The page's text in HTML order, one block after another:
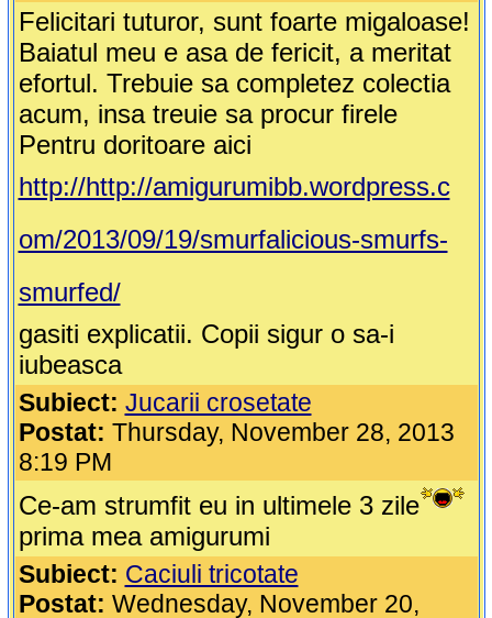
Felicitari tuturor, sunt foarte migaloase!
Baiatul meu e asa de fericit, a meritat
efortul. Trebuie sa completez colectia
acum, insa treuie sa procur firele
Pentru doritoare aici
http://http://amigurumibb.wordpress.c
om/2013/09/19/smurfalicious-smurfs-
smurfed/
gasiti explicatii. Copii sigur o sa-i
iubeasca
Subiect: Jucarii crosetate
Postat: Thursday, November 28, 2013
8:19 PM
Ce-am strumfit eu in ultimele 3 zile
prima mea amigurumi
Subiect: Caciuli tricotate
Postat: Wednesday, November 20,